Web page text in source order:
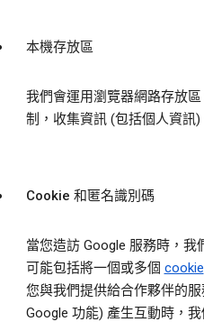
本機存放區
我們會運用瀏覽器網路存放
制，收集資訊 (包括個人資訊
Cookie 和匿名識別碼
當您造訪 Google 服務時，
可能包括將一個或多個 cookie
您與我們提供給合作夥伴的
Google 功能) 產生互動時，